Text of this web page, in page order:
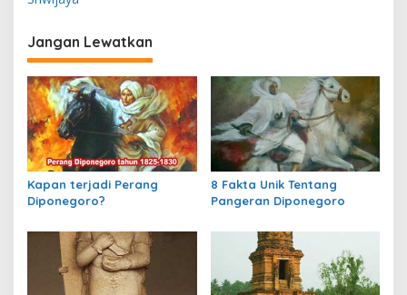
i
g
a
s
i
p
o
s
Jangan Lewatkan
Kapan terjadi Perang
Diponegoro?
8 Fakta Unik Tentang
Pangeran Diponegoro